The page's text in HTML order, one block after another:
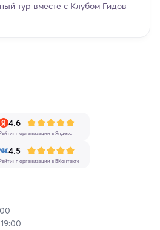
тур вместе с Клубом Гидов
4.6
организации в Яндекс
4.5
организации в ВКонтакте